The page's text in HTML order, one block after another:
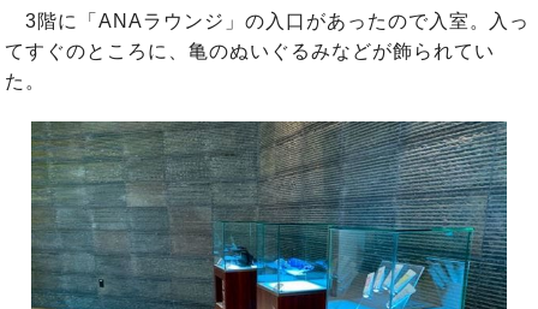
3階に「ANAラウンジ」の入口があったので入室。入っ
てすぐのところに、亀のぬいぐるみなどが飾られてい
た。